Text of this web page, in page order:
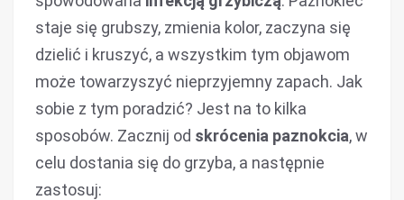
staje się grubszy, zmienia kolor, zaczyna się
dzielić i kruszyć, a wszystkim tym objawom
może towarzyszyć nieprzyjemny zapach. Jak
sobie z tym poradzić? Jest na to kilka
sposobów. Zacznij od skrócenia paznokcia, w
celu dostania się do grzyba, a następnie
zastosuj: